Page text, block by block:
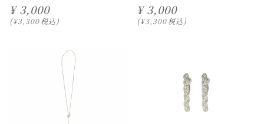
¥ 3,000
¥3,300税込
¥ 3,000
¥3,300税込